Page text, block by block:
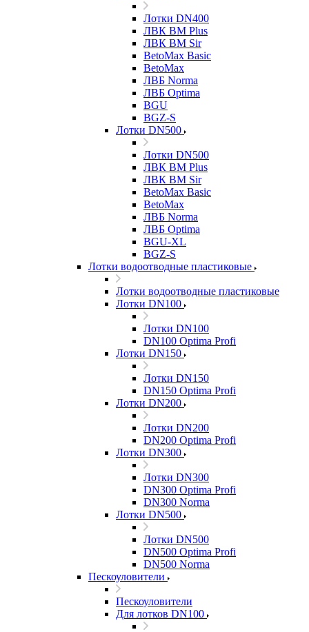
Лотки DN400
ЛВК ВМ Plus
ЛВК ВМ Sir
BetoMax Basic
BetoMax
ЛВБ Norma
ЛВБ Optima
BGU
BGZ-S
Лотки DN500
Лотки DN500
ЛВК ВМ Plus
ЛВК ВМ Sir
BetoMax Basic
BetoMax
ЛВБ Norma
ЛВБ Optima
BGU-XL
BGZ-S
Лотки водоотводные пластиковые
Лотки водоотводные пластиковые
Лотки DN100
Лотки DN100
DN100 Optima Profi
Лотки DN150
Лотки DN150
DN150 Optima Profi
Лотки DN200
Лотки DN200
DN200 Optima Profi
Лотки DN300
Лотки DN300
DN300 Optima Profi
DN300 Norma
Лотки DN500
Лотки DN500
DN500 Optima Profi
DN500 Norma
Пескоуловители
Пескоуловители
Для лотков DN100